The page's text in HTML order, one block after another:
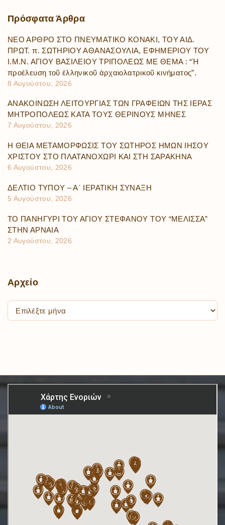
Πρόσφατα Άρθρα
ΝΕΟ ΑΡΘΡΟ ΣΤΟ ΠΝΕΥΜΑΤΙΚΟ ΚΟΝΑΚΙ, ΤΟΥ ΑΙΔ.
ΠΡΩΤ. π. ΣΩΤΗΡΙΟΥ ΑΘΑΝΑΣΟΥΛΙΑ, ΕΦΗΜΕΡΙΟΥ ΤΟΥ
Ι.Μ.Ν. ΑΓΙΟΥ ΒΑΣΙΛΕΙΟΥ ΤΡΙΠΟΛΕΩΣ ΜΕ ΘΕΜΑ : “Ἡ
προέλευση τοῦ ἑλληνικοῦ ἀρχαιολατρικοῦ κινήματος”.
8 Αυγούστου, 2026
ΑΝΑΚΟΙΝΩΣΗ ΛΕΙΤΟΥΡΓΙΑΣ ΤΩΝ ΓΡΑΦΕΙΩΝ ΤΗΣ ΙΕΡΑΣ
ΜΗΤΡΟΠΟΛΕΩΣ ΚΑΤΑ ΤΟΥΣ ΘΕΡΙΝΟΥΣ ΜΗΝΕΣ
7 Αυγούστου, 2026
Η ΘΕΙΑ ΜΕΤΑΜΟΡΦΩΣΙΣ ΤΟΥ ΣΩΤΗΡΟΣ ΗΜΩΝ ΙΗΣΟΥ
ΧΡΙΣΤΟΥ ΣΤΟ ΠΛΑΤΑΝΟΧΩΡΙ ΚΑΙ ΣΤΗ ΣΑΡΑΚΗΝΑ
6 Αυγούστου, 2026
ΔΕΛΤΙΟ ΤΥΠΟΥ – Α΄ ΙΕΡΑΤΙΚΗ ΣΥΝΑΞΗ
5 Αυγούστου, 2026
ΤΟ ΠΑΝΗΓΥΡΙ ΤΟΥ ΑΓΙΟΥ ΣΤΕΦΑΝΟΥ ΤΟΥ “ΜΕΛΙΣΣΑ”
ΣΤΗΝ ΑΡΝΑΙΑ
2 Αυγούστου, 2026
Αρχείο